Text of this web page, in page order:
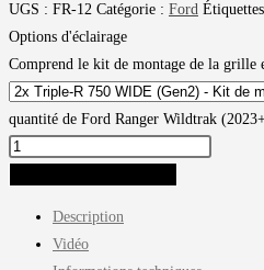
UGS : FR-12 Catégorie : Ford
Options d'éclairage
Comprend le kit de montage de la grille
quantité de Ford Ranger Wildtrak
Description
Vidéo